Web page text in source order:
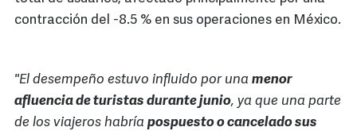
contracción del -8.5 % en sus operaciones en México.
"El desempeño estuvo influido por una menor
afluencia de turistas durante junio, ya que una parte
de los viajeros habría pospuesto o cancelado sus